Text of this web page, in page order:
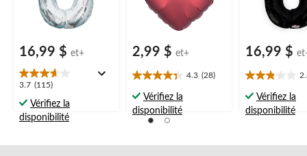
16,99 $ et+
3.7 (115)
3.7
étoile(s)
sur
5.
Vérifiez la
disponibilité
2,99 $ et+
4.3 (28)
4.3
étoile(s)
sur
évaluations
Vérifiez la
disponibilité
16,99 $
2.8
étoile(s)
sur
évaluations
Vérifiez la
disponibilité